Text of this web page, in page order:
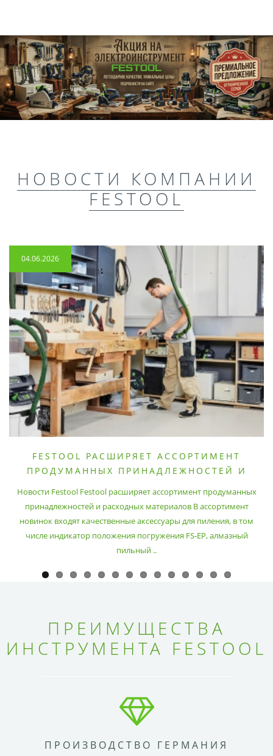
НОВОСТИ КОМПАНИИ
FESTOOL
04.06.2026
FESTOOL РАСШИРЯЕТ АССОРТИМЕНТ
ПРОДУМАННЫХ ПРИНАДЛЕЖНОСТЕЙ И
Новости Festool Festool расширяет ассортимент продуманных
принадлежностей и расходных материалов В ассортимент
новинок входят качественные аксессуары для пиления, в том
числе индикатор положения погружения FS-EP, алмазный
пильный ..
ПРЕИМУЩЕСТВА
ИНСТРУМЕНТА FESTOOL
ПРОИЗВОДСТВО ГЕРМАНИЯ